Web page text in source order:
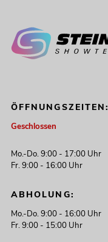
ÖFFNUNGSZEITEN:
Geschlossen
Mo.-Do. 9:00 - 17:00 Uhr
Fr. 9:00 - 16:00 Uhr
ABHOLUNG:
Mo.-Do. 9:00 - 16:00 Uhr
Fr. 9:00 - 15:00 Uhr